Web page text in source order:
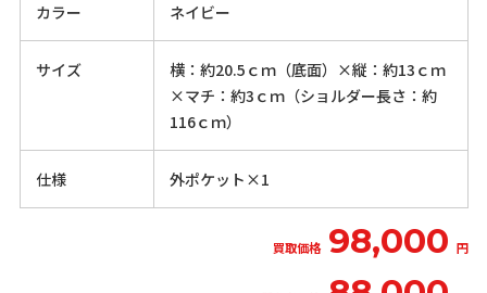
カラー ネイビー
サイズ
横：約20.5ｃｍ（底面）×縦：約13ｃｍ
×マチ：約3ｃｍ（ショルダー長さ：約
116ｃｍ）
仕様 外ポケット×1
買取価格 98,000 円